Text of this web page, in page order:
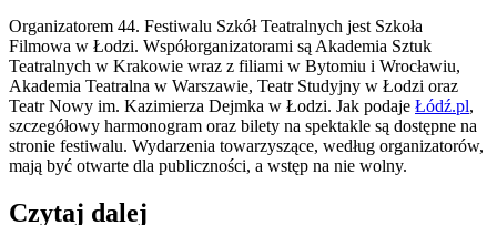
Organizatorem 44. Festiwalu Szkół Teatralnych jest Szkoła
Filmowa w Łodzi. Współorganizatorami są Akademia Sztuk
Teatralnych w Krakowie wraz z filiami w Bytomiu i Wrocławiu,
Akademia Teatralna w Warszawie, Teatr Studyjny w Łodzi oraz
Teatr Nowy im. Kazimierza Dejmka w Łodzi. Jak podaje Łódź.pl,
szczegółowy harmonogram oraz bilety na spektakle są dostępne na
stronie festiwalu. Wydarzenia towarzyszące, według organizatorów,
mają być otwarte dla publiczności, a wstęp na nie wolny.
Czytaj dalej